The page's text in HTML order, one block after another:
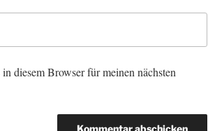
diesem Browser für meinen nächsten